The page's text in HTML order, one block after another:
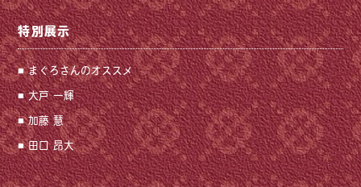
特別展示
まぐろさんのオススメ
大戸 一輝
加藤 慧
田口 昂大